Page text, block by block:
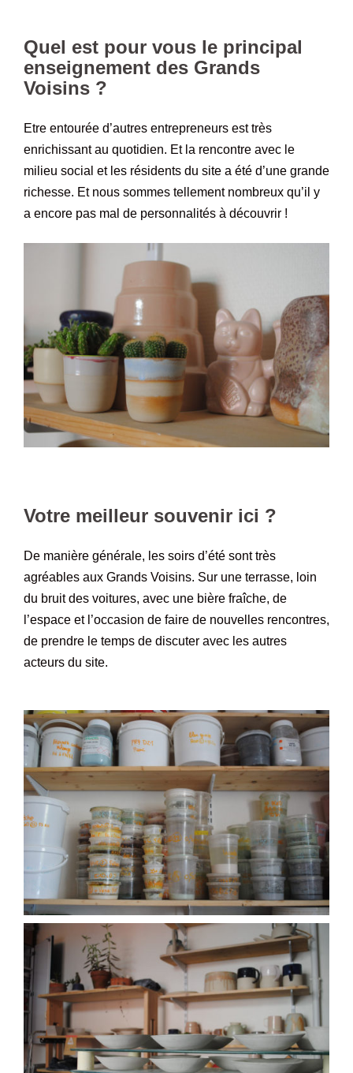
Quel est pour vous le principal
enseignement des Grands
Voisins ?
Etre entourée d’autres entrepreneurs est très
enrichissant au quotidien. Et la rencontre avec le
milieu social et les résidents du site a été d’une grande
richesse. Et nous sommes tellement nombreux qu’il y
a encore pas mal de personnalités à découvrir !
Votre meilleur souvenir ici ?
De manière générale, les soirs d’été sont très
agréables aux Grands Voisins. Sur une terrasse, loin
du bruit des voitures, avec une bière fraîche, de
l’espace et l’occasion de faire de nouvelles rencontres,
de prendre le temps de discuter avec les autres
acteurs du site.